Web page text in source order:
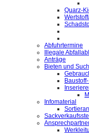
Quarz-
Abfuhrtermine
Illegale
Anträge
Bieten und
Infomaterial